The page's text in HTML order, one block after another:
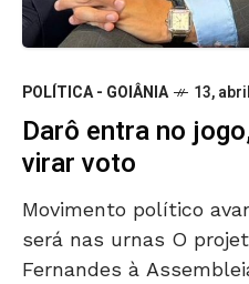
POLÍTICA - GOIÂNIA 13,
Darô entra no
virar voto
Movimento político
será nas urnas O
Fernandes à